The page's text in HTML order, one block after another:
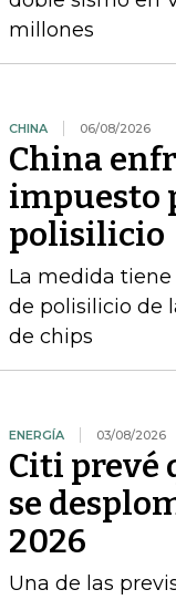
millones
CHINA 06/08/2026
China
impuesto
polisilicio
La medida
de polisilicio de
de chips
ENERGÍA 03/08/2026
Citi prevé
se
2026
Una de las